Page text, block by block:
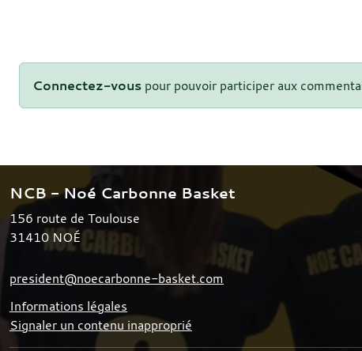
Connectez-vous pour pouvoir participer aux
NCB - Noé Carbonne Basket
156 route de Toulouse
31410 NOÉ
president@noecarbonne-basket.com
Informations légales
Signaler un contenu inapproprié